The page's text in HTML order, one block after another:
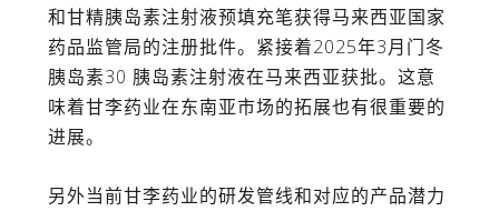
和甘精胰岛素注射液预填充笔获得马来西亚国家
药品监管局的注册批件。紧接着2025年3月门冬
胰岛素30 胰岛素注射液在马来西亚获批。这意
味着甘李药业在东南亚市场的拓展也有很重要的
进展。
另外当前甘李药业的研发管线和对应的产品潜力